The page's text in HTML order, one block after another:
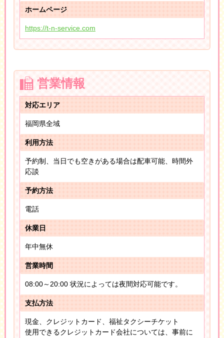
ホームページ
https://t-n-service.com
営業情報
対応エリア
福岡県全域
利用方法
予約制、当日でも空きがある場合は配車可能、時間外
応談
予約方法
電話
休業日
年中無休
営業時間
08:00～20:00 状況によっては夜間対応可能です。
支払方法
現金、クレジットカード、福祉タクシーチケット
使用できるクレジットカード会社については、事前に